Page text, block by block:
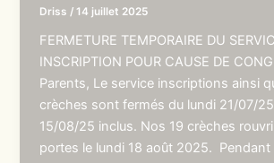
Driss /14 juillet 2025
FERMETURE TEMPORAIRE DU
INSCRIPTION POUR CAUSE DE
Parents, Le service inscriptions ainsi
crèches sont fermés du lundi 21/07/
15/08/25 inclus. Nos 19 crèches
portes le lundi 18 août 2025. Pendant